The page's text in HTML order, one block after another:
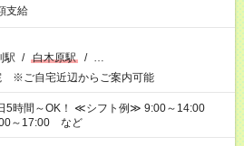
支給
駅 / 白木原駅 / …
※ご自宅近辺からご案内可能
シフト例≫ 9:00～14:00
～17:00 など